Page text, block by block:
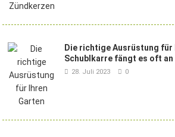
Die richtige Ausrüstung für
Schublkarre fängt es oft an
28. Juli 2023 0